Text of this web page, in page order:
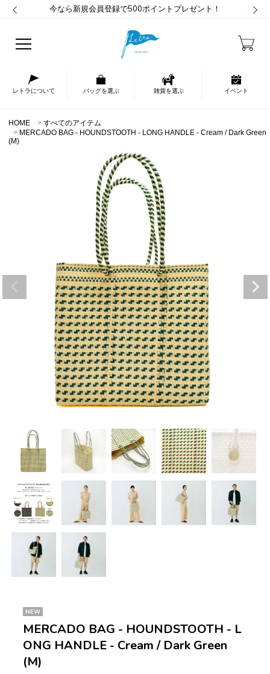
今なら新規会員登録で500ポイントプレゼント！
レトラについて バッグを選ぶ 雑貨を選ぶ イベント
HOME
すべてのアイテム
MERCADO BAG - HOUNDSTOOTH - LONG HANDLE - Cream / Dark Green
(M)
NEW
MERCADO BAG - HOUNDSTOOTH - L
ONG HANDLE - Cream / Dark Green
(M)